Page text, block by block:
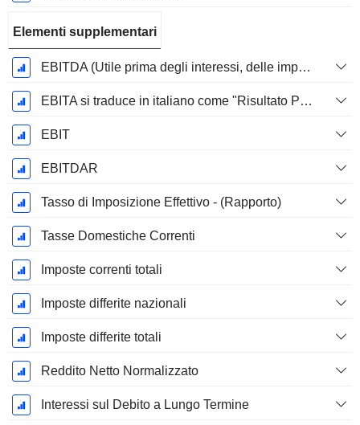
Elementi supplementari
EBITDA (Utile prima degli interessi, delle imposte, del deprezzamento e dell'ammortamento)
EBITA si traduce in italiano come "Risultato Prima di Interessi, Tasse e Ammortamenti".
EBIT
EBITDAR
Tasso di Imposizione Effettivo - (Rapporto)
Tasse Domestiche Correnti
Imposte correnti totali
Imposte differite nazionali
Imposte differite totali
Reddito Netto Normalizzato
Interessi sul Debito a Lungo Termine